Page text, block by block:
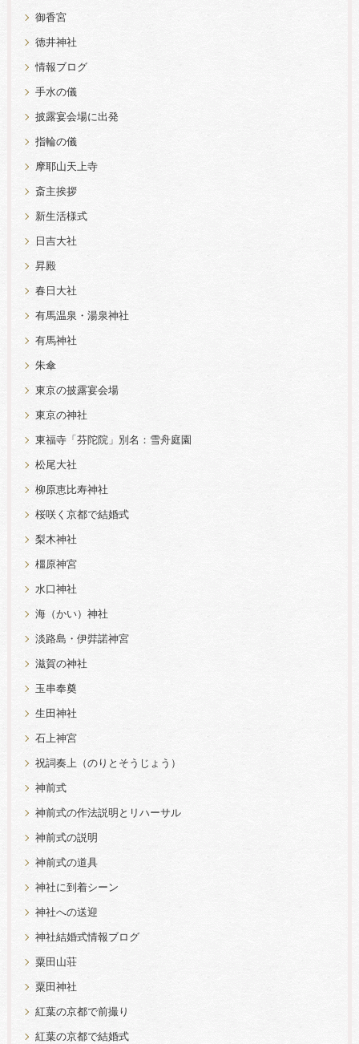
御香宮
徳井神社
情報ブログ
手水の儀
披露宴会場に出発
指輪の儀
摩耶山天上寺
斎主挨拶
新生活様式
日吉大社
昇殿
春日大社
有馬温泉・湯泉神社
有馬神社
朱傘
東京の披露宴会場
東京の神社
東福寺「芬陀院」別名：雪舟庭園
松尾大社
柳原恵比寿神社
桜咲く京都で結婚式
梨木神社
橿原神宮
水口神社
海（かい）神社
淡路島・伊弉諾神宮
滋賀の神社
玉串奉奠
生田神社
石上神宮
祝詞奏上（のりとそうじょう）
神前式
神前式の作法説明とリハーサル
神前式の説明
神前式の道具
神社に到着シーン
神社への送迎
神社結婚式情報ブログ
粟田山荘
粟田神社
紅葉の京都で前撮り
紅葉の京都で結婚式